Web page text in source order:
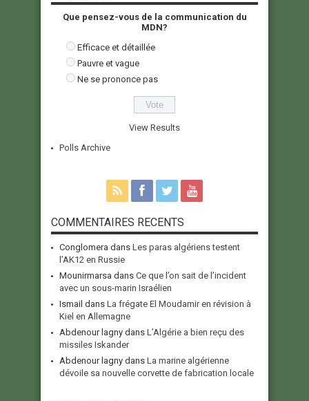
Que pensez-vous de la communication du
MDN?
Efficace et détaillée
Pauvre et vague
Ne se prononce pas
View Results
Polls Archive
COMMENTAIRES RECENTS
Conglomera dans Les paras algériens testent
l’AK12 en Russie
Mounirmarsa dans Ce que l’on sait de l’incident
avec un sous-marin Israélien
Ismail dans La frégate El Moudamir en révision à
Kiel en Allemagne
Abdenour lagny dans L’Algérie a bien reçu des
missiles Iskander
Abdenour lagny dans La marine algérienne
dévoile sa nouvelle corvette de fabrication locale